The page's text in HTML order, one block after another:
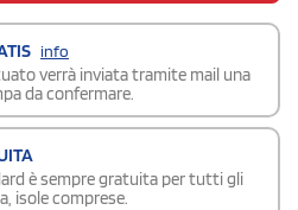
info
verrà inviata tramite mail una
da confermare.
è sempre gratuita per tutti gli
isole comprese.